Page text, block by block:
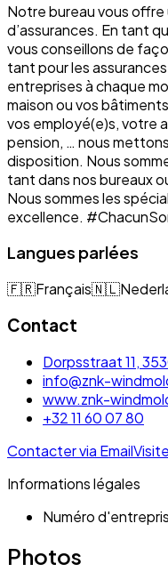
Notre bureau vous
d’assurances. En tant
vous conseillons de
tant pour les
entreprises à chaque
maison ou vos
vos employé(e)s, votre
pension, … nous
disposition. Nous
tant dans nos bureaux
Nous sommes les
excellence.
Langues parlées
🇫🇷Français🇳🇱
Contact
Dorpsstraat 11,
info@znk-
www.znk-
+32 11 60 07 80
Contacter via Email
Informations légales
Numéro
Photos